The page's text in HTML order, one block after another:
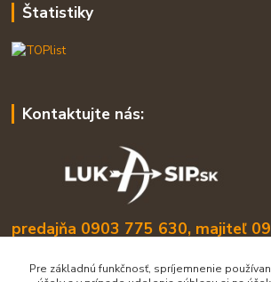
Štatistiky
Kontaktujte nás:
predajňa 0903 775 630, majiteľ
info@lukasip.sk
Pre základnú funkčnosť, spríjemnenie